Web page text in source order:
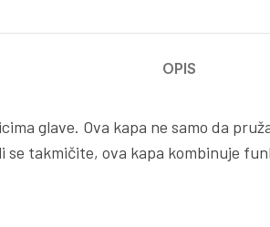
OPIS
glave. Ova kapa ne samo da
takmičite, ova kapa kombinuje